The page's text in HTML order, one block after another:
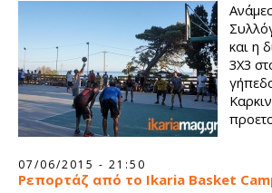
και η
3Χ3
07/06/2015 - 21:50
Ρεπορτάζ από το Ikaria Basket